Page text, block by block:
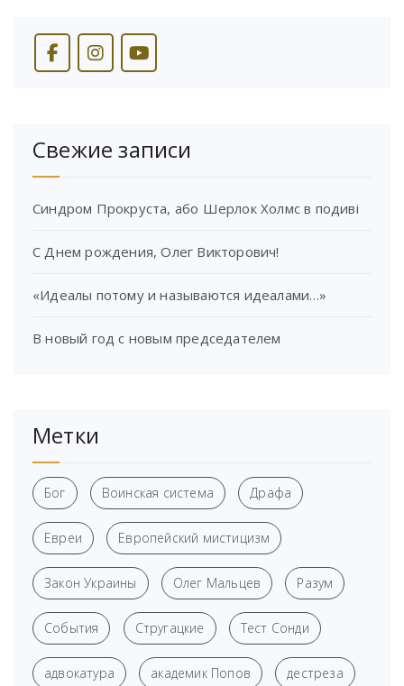
Свежие записи
Синдром Прокруста, або Шерлок Холмс в подиві
С Днем рождения, Олег Викторович!
«Идеалы потому и называются идеалами…»
В новый год с новым председателем
Метки
Бог Воинская система Драфа
Евреи Европейский мистицизм
Закон Украины Олег Мальцев Разум
События Стругацкие Тест Сонди
адвокатура академик Попов дестреза